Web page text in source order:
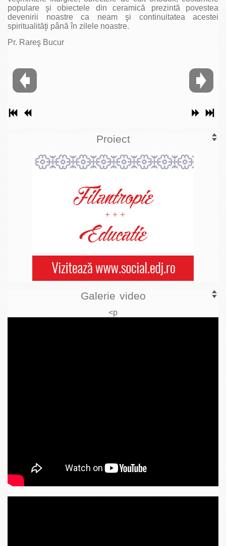
populare şi obiectele din ceramică prezintă povestea
devenirii noastre ca neam şi continuitatea acestei
spiritualităţi până în zilele noastre.
Pr. Rareş Bucur
Proiect
Galerie video
<p